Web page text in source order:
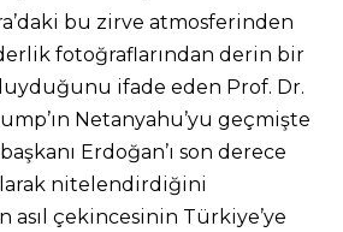
bu zirve atmosferinden
fotoğraflarından derin bir
ifade eden Prof. Dr.
Netanyahu’yu geçmişte
Erdoğan’ı son derece
nitelendirdiğini
asıl çekincesinin Türkiye’ye